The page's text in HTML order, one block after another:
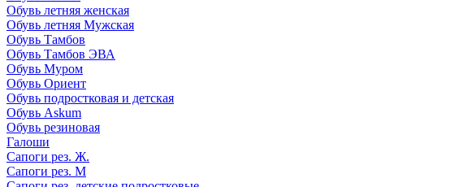
Обувь летняя женская
Обувь летняя Мужская
Обувь Тамбов
Обувь Тамбов ЭВА
Обувь Муром
Обувь Ориент
Обувь подростковая и детская
Обувь Askum
Обувь резиновая
Галоши
Сапоги рез. Ж.
Сапоги рез. М